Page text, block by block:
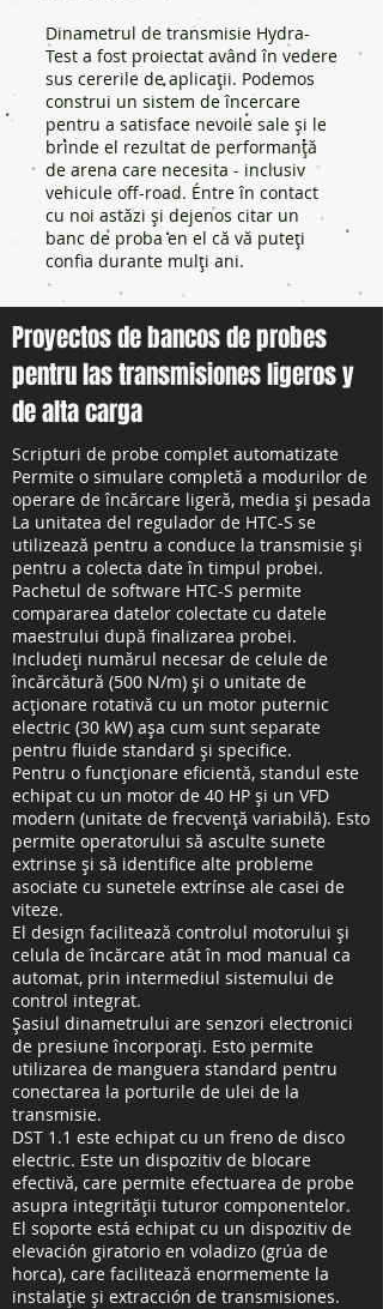
Dinametrul de transmisie Hydra-
Test a fost proiectat având în vedere
sus cererile de aplicații. Podemos
construi un sistem de încercare
pentru a satisface nevoile sale și le
brinde el rezultat de performanță
de arena care necesita - inclusiv
vehicule off-road. Éntre în contact
cu noi astăzi și dejenos citar un
banc de proba en el că vă puteți
confia durante mulți ani.
Proyectos de bancos de probes
pentru las transmisiones ligeros y
de alta carga
Scripturi de probe complet automatizate
Permite o simulare completă a modurilor de
operare de încărcare ligeră, media și pesada
La unitatea del regulador de HTC-S se
utilizează pentru a conduce la transmisie și
pentru a colecta date în timpul probei.
Pachetul de software HTC-S permite
compararea datelor colectate cu datele
maestrului după finalizarea probei.
Includeți numărul necesar de celule de
încărcătură (500 N/m) și o unitate de
acționare rotativă cu un motor puternic
electric (30 kW) așa cum sunt separate
pentru fluide standard și specifice.
Pentru o funcționare eficientă, standul este
echipat cu un motor de 40 HP și un VFD
modern (unitate de frecvență variabilă). Esto
permite operatorului să asculte sunete
extrinse și să identifice alte probleme
asociate cu sunetele extrínse ale casei de
viteze.
El design facilitează controlul motorului și
celula de încărcare atât în mod manual ca
automat, prin intermediul sistemului de
control integrat.
Șasiul dinametrului are senzori electronici
de presiune încorporați. Esto permite
utilizarea de manguera standard pentru
conectarea la porturile de ulei de la
transmisie.
DST 1.1 este echipat cu un freno de disco
electric. Este un dispozitiv de blocare
efectivă, care permite efectuarea de probe
asupra integrității tuturor componentelor.
El soporte está echipat cu un dispozitiv de
elevación giratorio en voladizo (grúa de
horca), care facilitează enormemente la
instalație și extracción de transmisiones.